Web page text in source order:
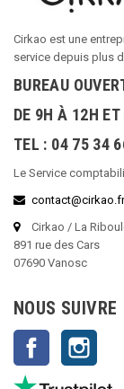
Cirkao est une
service depuis plus
BUREAU
DE 9H À 12H
TEL : 04 75 34
Le Service
contact@cirkao.fr
Cirkao / La
891 rue des Cars
07690 Vanosc
NOUS SUIVRE
Facebook